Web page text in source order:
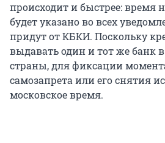
происходит и быстрее: время
будет указано во всех
придут от КБКИ. Поскольку
выдавать один и тот же банк
страны, для фиксации
самозапрета или его снятия
московское время.